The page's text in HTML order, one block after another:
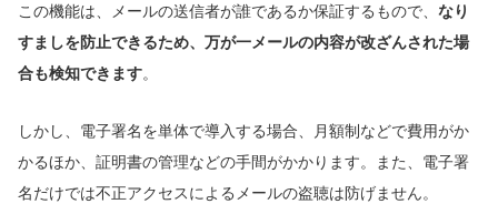
この機能は、メールの送信者が誰であるか保証するもので、 なり
すましを防止できるため、万が一メールの内容が改ざんされた場
合も検知できます。
しかし、電子署名を単体で導入する場合、月額制などで費用がか
かるほか、証明書の管理などの手間がかかります。また、電子署
名だけでは不正アクセスによるメールの盗聴は防げません。